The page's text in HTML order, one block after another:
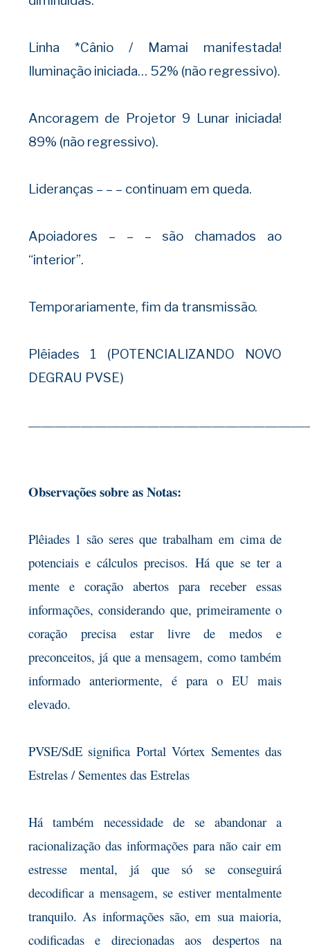
Linha *Cânio / Mamai manifestada!
Iluminação iniciada… 52% (não regressivo).
Ancoragem de Projetor 9 Lunar iniciada!
89% (não regressivo).
Lideranças – – – continuam em queda.
Apoiadores – – – são chamados ao
“interior”.
Temporariamente, fim da transmissão.
Plêiades 1 (POTENCIALIZANDO NOVO
DEGRAU PVSE)
Observações sobre as Notas:
Plêiades 1 são seres que trabalham em cima de
potenciais e cálculos precisos. Há que se ter a
mente e coração abertos para receber essas
informações, considerando que, primeiramente o
coração precisa estar livre de medos e
preconceitos, já que a mensagem, como também
informado anteriormente, é para o EU mais
elevado.
PVSE/SdE significa Portal Vórtex Sementes das
Estrelas / Sementes das Estrelas
Há também necessidade de se abandonar a
racionalização das informações para não cair em
estresse mental, já que só se conseguirá
decodificar a mensagem, se estiver mentalmente
tranquilo. As informações são, em sua maioria,
codificadas e direcionadas aos despertos na